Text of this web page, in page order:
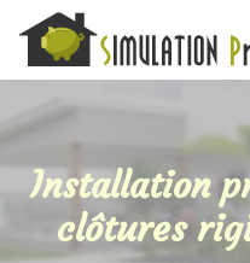
Installation
clôtures